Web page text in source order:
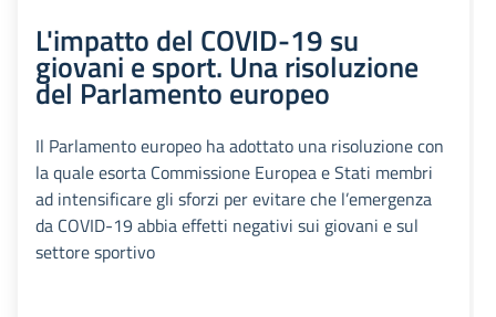
L'impatto del COVID-19 su
giovani e sport. Una risoluzione
del Parlamento europeo
Il Parlamento europeo ha adottato una risoluzione con
la quale esorta Commissione Europea e Stati membri
ad intensificare gli sforzi per evitare che l’emergenza
da COVID-19 abbia effetti negativi sui giovani e sul
settore sportivo